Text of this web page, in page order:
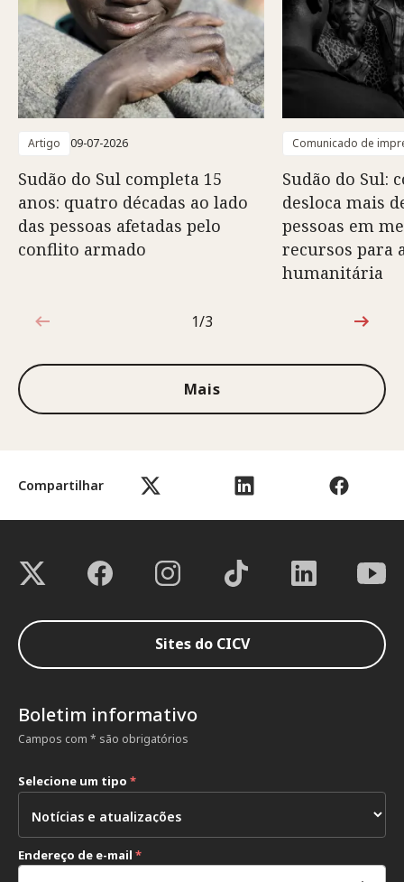
Compartilhar
Artigo 09-07-2026
Sudão do Sul completa 15
anos: quatro décadas ao lado
das pessoas afetadas pelo
conflito armado
Comunicado de
Sudão do Sul:
desloca mais
pessoas em
recursos para
humanitária
1 de 3
1/3
Mais
Sites do CICV
Boletim informativo
Campos com * são obrigatórios
Selecione um tipo *
Endereço de e-mail *